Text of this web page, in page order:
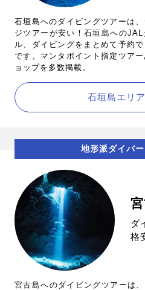
石垣島へのダイビングツアーは
ジツアーが安い！石垣島への
ル、ダイビングをまとめて予約
です。マンタポイント指定ツア
ョップを多数掲載。
石垣島エリ
地形派ダイバー
ダ
格
宮古島へのダイビングツアーは